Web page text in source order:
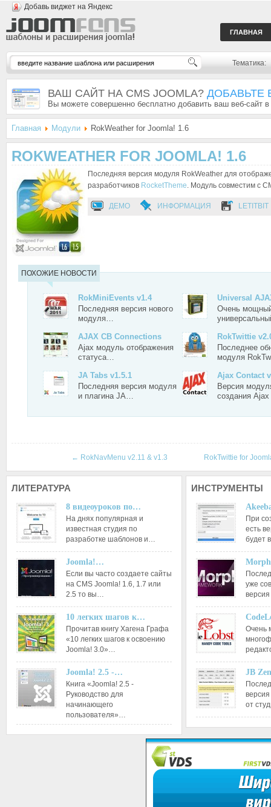
Добавь виджет на Яндекс
ГЛАВНАЯ
Тематика:
ВАШ САЙТ НА CMS JOOMLA? ДОБАВЬТЕ
Вы можете совершенно бесплатно добавить ваш веб-сайт
Главная Модули RokWeather for Joomla! 1.6
ROKWEATHER FOR JOOMLA! 1.6
Последняя версия модуля RokWeather для
разработчиков RocketTheme. Модуль совместим с
ДЕМО ИНФОРМАЦИЯ LETITBIT
ПОХОЖИЕ НОВОСТИ
RokMiniEvents v1.4
Последняя версия нового
модуля…
Universal
Очень
AJAX CB Connections
Ajax модуль отображения
статуса…
RokTwittie
Последнее
модуля
JA Tabs v1.5.1
Последняя версия модуля
и плагина JA…
Ajax Contact
Версия
создания
← RokNavMenu v2.11 & v1.3 RokTwittie for
ЛИТЕРАТУРА
8 видеоуроков по…
На днях популярная и
известная студия по
разработке шаблонов и…
Joomla!…
Если вы часто создаете сайты
на CMS Joomla! 1.6, 1.7 или
2.5 то вы…
10 легких шагов к…
Прочитав книгу Хагена Графа
«10 легких шагов к освоению
Joomla! 3.0»…
Joomla! 2.5 -…
Книга «Joomla! 2.5 -
Руководство для
начинающего
пользователя»…
ИНСТРУМЕНТЫ
При
есть
будет
уже
Очень
JB
от